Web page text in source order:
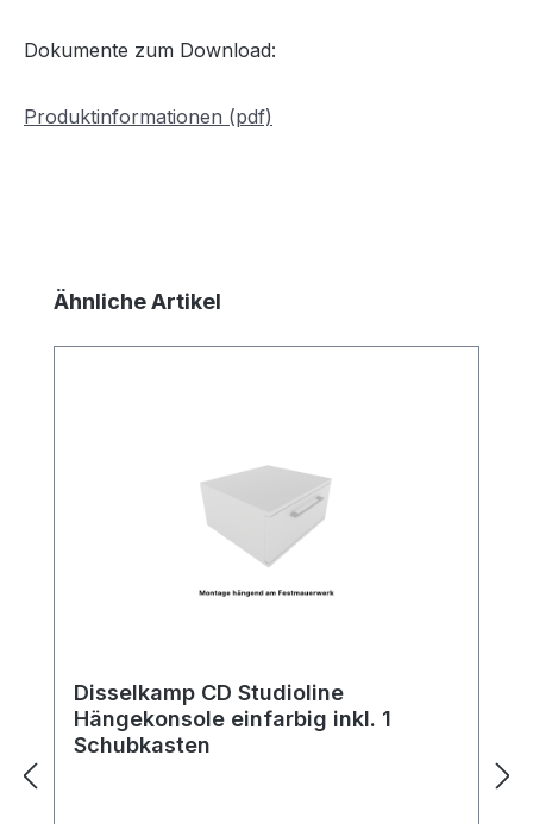
Dokumente zum Download:
Produktinformationen (pdf)
Produktgalerie überspringen
Ähnliche Artikel
Disselkamp CD Studioline
Hängekonsole einfarbig inkl. 1
Schubkasten